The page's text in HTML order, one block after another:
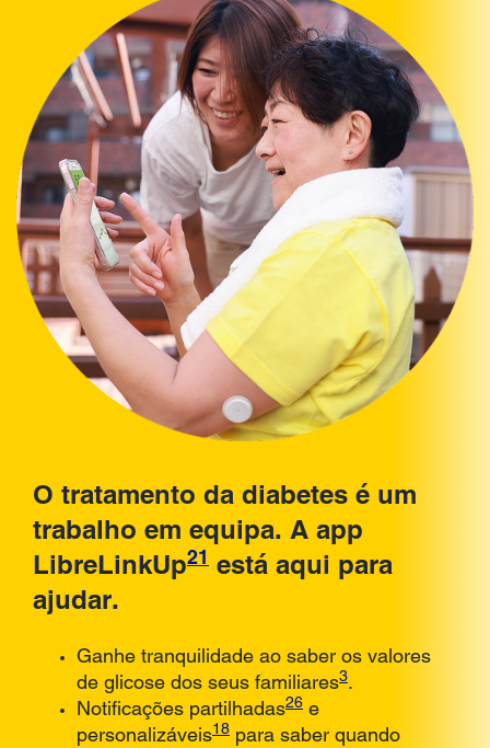
O tratamento da diabetes é um
trabalho em equipa. A app
LibreLinkUp21 está aqui para
ajudar.
Ganhe tranquilidade ao saber os valores
de glicose dos seus familiares3.
Notificações partilhadas26 e
personalizáveis18 para saber quando